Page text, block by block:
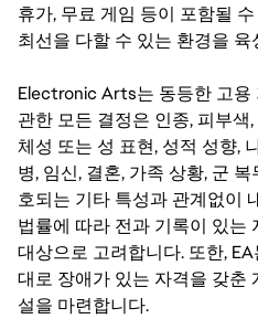
휴가, 무료 게임 등이 포함될
최선을 다할 수 있는 환경을 육
Electronic Arts는 동등한 고용
관한 모든 결정은 인종, 피부색
체성 또는 성 표현, 성적 성향,
병, 임신, 결혼, 가족 상황, 군
호되는 기타 특성과 관계없이
법률에 따라 전과 기록이 있는
대상으로 고려합니다. 또한,
대로 장애가 있는 자격을 갖춘
설을 마련합니다.